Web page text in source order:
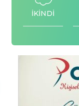
İKİNDİ